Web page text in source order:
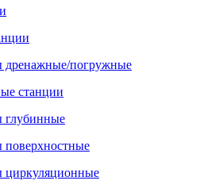
дренажные/погружные
станции
глубинные
поверхностные
циркуляционные